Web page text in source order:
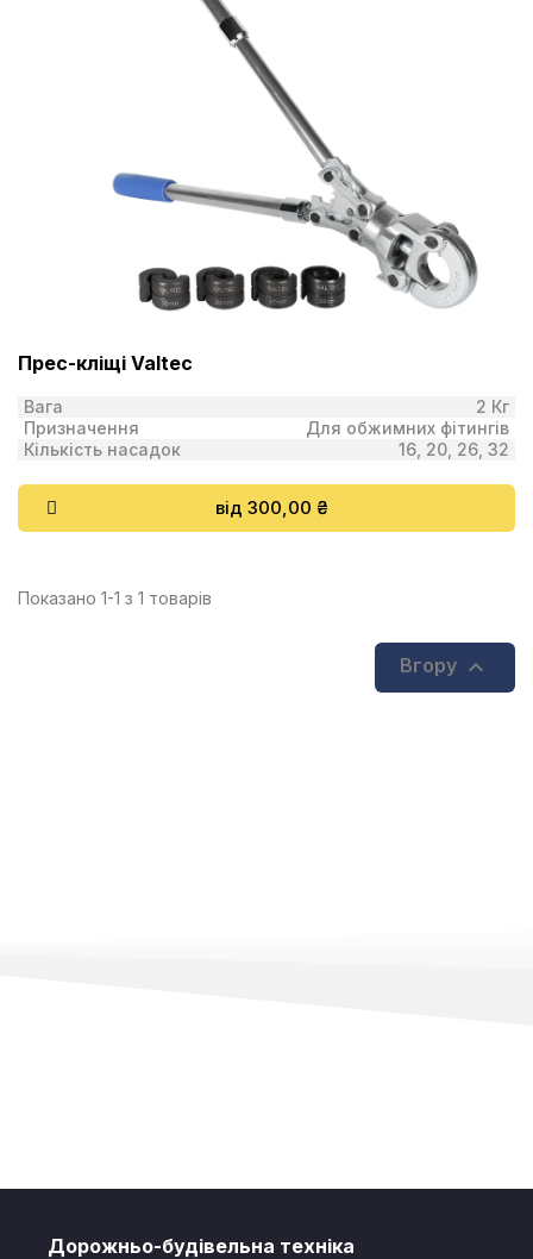
Прес-кліщі Valtec
Вага
2 Кг
Призначення
Для обжимних фітингів
Кількість насадок
16, 20, 26, 32
від 300,00 ₴
Показано 1-1 з 1 товарів
Вгору 
Дорожньо-будівельна техніка